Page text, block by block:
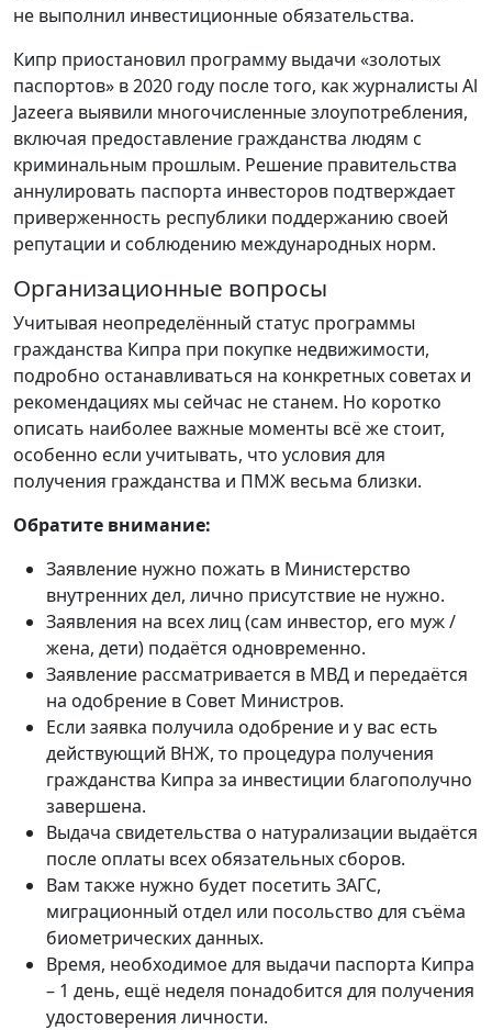
не выполнил инвестиционные обязательства.
Кипр приостановил программу выдачи «золотых
паспортов» в 2020 году после того, как журналисты Al
Jazeera выявили многочисленные злоупотребления,
включая предоставление гражданства людям с
криминальным прошлым. Решение правительства
аннулировать паспорта инвесторов подтверждает
приверженность республики поддержанию своей
репутации и соблюдению международных норм.
Организационные вопросы
Учитывая неопределённый статус программы
гражданства Кипра при покупке недвижимости,
подробно останавливаться на конкретных советах и
рекомендациях мы сейчас не станем. Но коротко
описать наиболее важные моменты всё же стоит,
особенно если учитывать, что условия для
получения гражданства и ПМЖ весьма близки.
Обратите внимание:
Заявление нужно пожать в Министерство
внутренних дел, лично присутствие не нужно.
Заявления на всех лиц (сам инвестор, его муж /
жена, дети) подаётся одновременно.
Заявление рассматривается в МВД и передаётся
на одобрение в Совет Министров.
Если заявка получила одобрение и у вас есть
действующий ВНЖ, то процедура получения
гражданства Кипра за инвестиции благополучно
завершена.
Выдача свидетельства о натурализации выдаётся
после оплаты всех обязательных сборов.
Вам также нужно будет посетить ЗАГС,
миграционный отдел или посольство для съёма
биометрических данных.
Время, необходимое для выдачи паспорта Кипра
– 1 день, ещё неделя понадобится для получения
удостоверения личности.